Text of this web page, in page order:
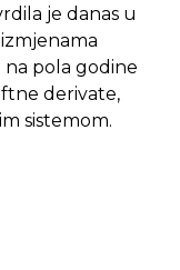
skupštine
je danas u
na pola godine
derivate,
sistemom.